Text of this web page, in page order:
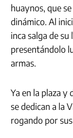
huaynos, que
dinámico. Al
inca salga de
presentándolo
armas.
Ya en la plaza y
se dedican a la
rogando por